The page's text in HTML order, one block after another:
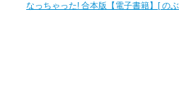
なっちゃった! 合本版【電子書籍】[ の